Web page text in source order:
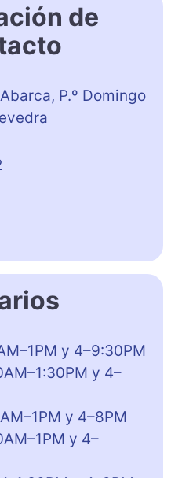
de
P.º Domingo
y 4–9:30PM
y 4–
y 4–8PM
y 4–